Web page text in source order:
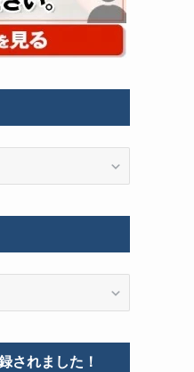
されました！